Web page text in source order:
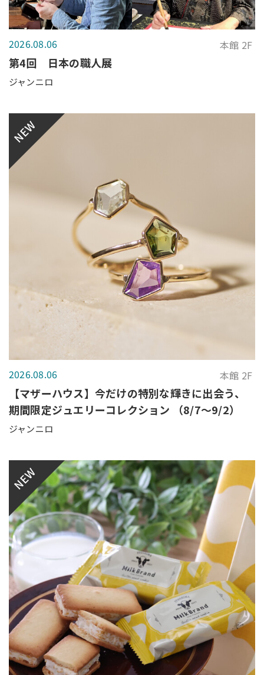
2026.08.06 本館 2F
第4回 日本の職人展
ジャンニロ
NEW
2026.08.06 本館 2F
【マザーハウス】今だけの特別な輝きに出会う、
期間限定ジュエリーコレクション （8/7～9/2）
ジャンニロ
NEW